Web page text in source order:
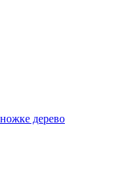
дерево